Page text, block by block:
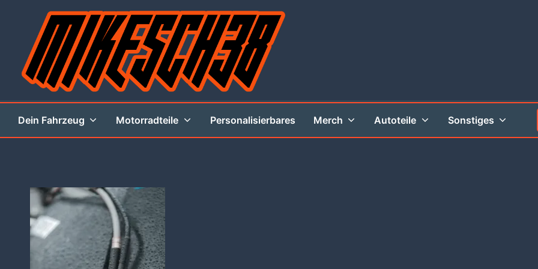
springen
MIKESCH38
Dein Fahrzeug Motorradteile Personalisierbares Merch Autoteile Sonstiges